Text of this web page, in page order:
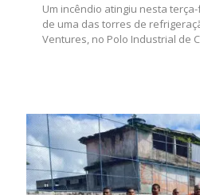
Um incêndio atingiu nesta
de uma das torres de
Ventures, no Polo Industrial de